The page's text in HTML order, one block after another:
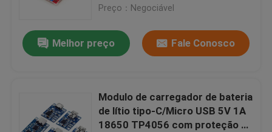
Preço：Negociável
Melhor preço Fale Conosco
Modulo de carregador de bateria
de lítio tipo-C/Micro USB 5V 1A
18650 TP4056 com proteção e